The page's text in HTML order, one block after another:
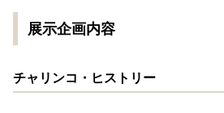
展示企画内容
チャリンコ・ヒストリー